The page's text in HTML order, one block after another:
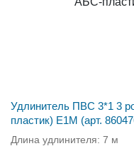
Удлинитель ПВС 3*1 3
пластик) Е1М (арт.
Длина удлинителя: 7 м